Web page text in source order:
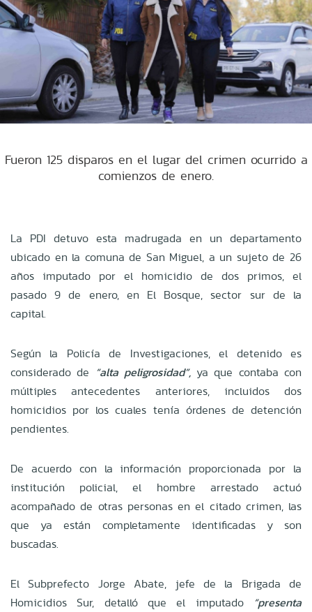
Fueron 125 disparos en el lugar del crimen ocurrido a
comienzos de enero.
La PDI detuvo esta madrugada en un departamento
ubicado en la comuna de San Miguel, a un sujeto de 26
años imputado por el homicidio de dos primos, el
pasado 9 de enero, en El Bosque, sector sur de la
capital.
Según la Policía de Investigaciones, el detenido es
considerado de “alta peligrosidad”,ya que contaba con
múltiples antecedentes anteriores, incluidos dos
homicidios por los cuales tenía órdenes de detención
pendientes.
De acuerdo con la información proporcionada por la
institución policial, el hombre arrestado actuó
acompañado de otras personas en el citado crimen, las
que ya están completamente identificadas y son
buscadas.
El Subprefecto Jorge Abate, jefe de la Brigada de
Homicidios Sur, detalló que el imputado “presenta